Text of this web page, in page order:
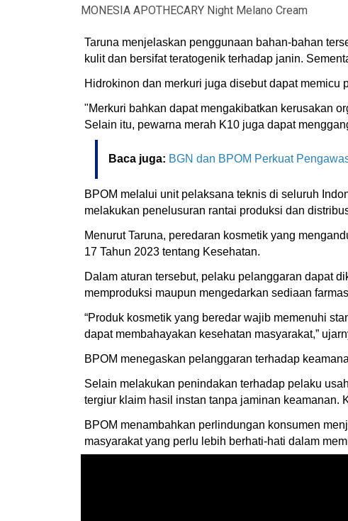
MONESIA APOTHECARY Night Melano Cream
Taruna menjelaskan penggunaan bahan-bahan
kulit dan bersifat teratogenik terhadap janin.
Hidrokinon dan merkuri juga disebut dapat memicu
"Merkuri bahkan dapat mengakibatkan kerusakan
Selain itu, pewarna merah K10 juga dapat
Baca juga: BGN dan BPOM Perkuat
BPOM melalui unit pelaksana teknis di seluruh
melakukan penelusuran rantai produksi dan
Menurut Taruna, peredaran kosmetik yang
17 Tahun 2023 tentang Kesehatan.
Dalam aturan tersebut, pelaku pelanggaran dapat
memproduksi maupun mengedarkan sediaan
“Produk kosmetik yang beredar wajib memenuhi
dapat membahayakan kesehatan masyarakat,”
BPOM menegaskan pelanggaran terhadap
Selain melakukan penindakan terhadap pelaku
tergiur klaim hasil instan tanpa jaminan keamanan.
BPOM menambahkan perlindungan konsumen
masyarakat yang perlu lebih berhati-hati dalam